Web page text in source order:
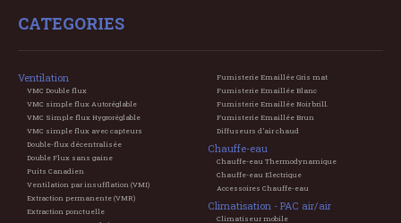
CATEGORIES
Ventilation
VMC Double flux
VMC simple flux Autoréglable
VMC Simple flux Hygroréglable
VMC simple flux avec capteurs
Double-flux décentralisée
Double Flux sans gaine
Puits Canadien
Ventilation par insufflation (VMI)
Extraction permanente (VMR)
Extraction ponctuelle
Fumisterie Emaillée Gris mat
Fumisterie Emaillée Blanc
Fumisterie Emaillée Noir brill.
Fumisterie Emaillée Brun
Diffuseurs d'air chaud
Chauffe-eau
Chauffe-eau Thermodynamique
Chauffe-eau Electrique
Accessoires Chauffe-eau
Climatisation - PAC air/air
Climatiseur mobile